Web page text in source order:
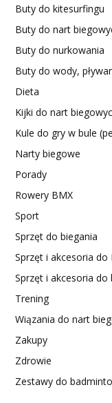
Buty do kitesurfingu
Buty do nart
Buty do nurkowania
Buty do wody,
Dieta
Kijki do nart
Kule do gry w bule
Narty biegowe
Porady
Rowery BMX
Sport
Sprzęt do biegania
Sprzęt i akcesoria do
Sprzęt i akcesoria do
Trening
Wiązania do nart
Zakupy
Zdrowie
Zestawy do